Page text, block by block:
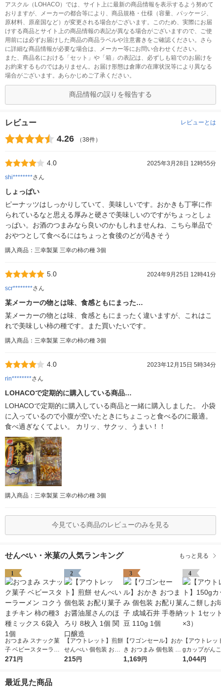
アスクル（LOHACO）では、サイト上に最新の商品情報を表示するよう努めて
おりますが、メーカーの都合等により、商品規格・仕様（容量、パッケージ、
原材料、原産国など）が変更される場合がございます。このため、実際にお届
けする商品とサイト上の商品情報の表記が異なる場合がございますので、ご使
用前には必ずお届けした商品の商品ラベルや注意書きをご確認ください。さら
に詳細な商品情報が必要な場合は、メーカー等にお問い合わせください。
また、商品名における「セット」や「箱」の表記は、必ずしも箱でのお届けを
お約束するものではありません。お届け形態は倉庫の在庫状況等により異なる
場合がございます。あらかじめご了承ください。
商品情報の誤りを報告する
レビュー レビューとは
4.26 （38件）
4.0
2025年3月28日 12時55分
shi********さん
しょっぱい
ピーナッツはしっかりしていて、美味しいです。おかきも丁寧に作
られているなと思える厚みと硬さで美味しいのですがちょっとしょ
っぱい。お酒のつまみなら良いのかもしれませんね、こちら単品で
おやつとして食べるにはちょっと食後のどが渇きそう
購入商品：三幸製菓 三幸の柿の種 3個
5.0
2024年9月25日 12時41分
scr********さん
某メーカーの物とは味、食感ともにまった…
某メーカーの物とは味、食感ともにまったく違いますが、これはこ
れで美味しい柿の種です。また買いたいです。
購入商品：三幸製菓 三幸の柿の種 3個
4.0
2023年12月15日 5時34分
rin********さん
LOHACOで定期的に購入している商品…
LOHACOで定期的に購入している商品と一緒に購入しました。 小袋
に入っているので小腹が空いたときにちょこっと食べるのに最適。
食べ過ぎなくてよい。 カリッ、サクッ、うまい！！
購入商品：三幸製菓 三幸の柿の種 3個
今見ている商品のレビューのみを見る
せんべい・米菓の人気ランキング もっと見る
1
おつまみ スナック菓
子 ベビースターラー
メン コクうまチキン
271円
2
【アウトレット】煎餅
せんべい 個包装 お配
り菓子 お醤油屋さん
215円
3
【ワゴンセール】おか
き おつまみ 個包装 お
配り菓子 成城石井 手
1,169円
4
【アウトレ
gカップがん
味 1セット 1
1,044円
最近見た商品